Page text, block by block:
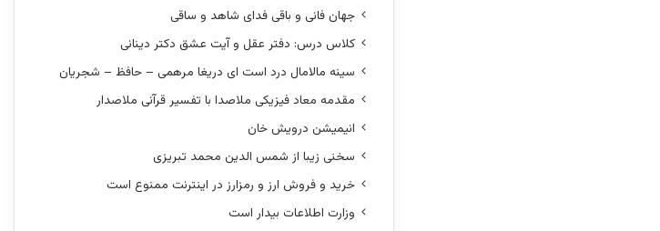
جهان فانی و باقی فدای شاهد و ساقی
کلاس درس: دفتر عقل و آیت عشق دکتر دینانی
سینه مالامال درد است ای دریغا مرهمی – حافظ – شجریان
مقدمه معاد فیزیکی ملاصدا با تفسیر قرآنی ملاصدار
انیمیشن درویش خان
سخنی زیبا از شمس الدین محمد تبریزی
خرید و فروش ارز و رمزارز در اینترنت ممنوع است
وزارت اطلاعات بیدار است